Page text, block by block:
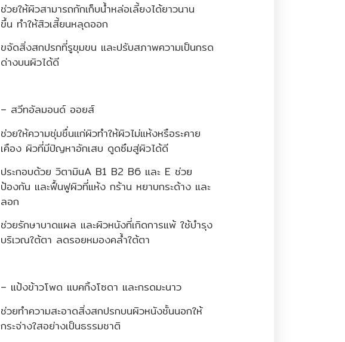
ช่วยให้ผิวสามารถกักเก็บน้ำหล่อเลี้ยงได้ยาวนาน
ขึ้น ทำให้สิวเสี้ยนหลุดออก
ขจัดสิ่งสกปรกที่รูขุมขน และปรับสภาพความเป็นกรด
ด่างบนผิวได้ดี
– สวีทอัลมอนด์ ออยส์
ช่วยให้ความชุ่มชื่นแก่ผิวทำให้ผิวไม่แห้งหรือระคาย
เคือง ผิวที่มีปัญหาอักเสบ ดูดซึมสู่ผิวได้ดี
ประกอบด้วย วิตามินA B1 B2 B6 และ E ช่วย
ป้องกัน และฟื้นฟูผิวที่แห้ง กร้าน หยาบกระด้าง และ
ลอก
ช่วยรักษาบาดแผล และผิวหนังที่เกิดการแพ้ ใช้บำรุง
บริเวณใต้ตา ลดรอยหมองคล้ำใต้ตา
– แป้งข้าวโพด แบคกิ้งโซดา และกรดมะนาว
ช่วยทำความสะอาดสิ่งสกปรกบนผิวหนังชั้นนอกให้
กระจ่างใสอย่างเป็นธรรมชาติ